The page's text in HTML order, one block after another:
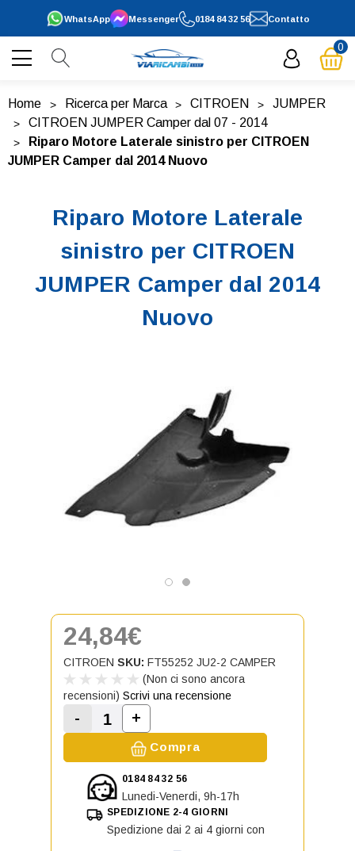
0184 84 32 56
WhatsApp Contatto
Messenger
0
Home Ricerca per Marca CITROEN
JUMPER
CITROEN JUMPER Camper dal 07 - 2014
Riparo Motore Laterale sinistro per CITROEN
JUMPER Camper dal 2014 Nuovo
Riparo Motore Laterale
sinistro per CITROEN
JUMPER Camper dal 2014
Nuovo
24,84€
CITROEN SKU: FT55252 JU2-2 CAMPER
(Non ci sono ancora
recensioni) Scrivi una recensione
Diminuisci la quantità di Riparo Motore
-
Aumenta la quantità di Riparo
+
Compra
0184 84 32 56
Lunedi-Venerdi, 9h-17h
SPEDIZIONE 2-4 GIORNI
Spedizione dai 2 ai 4 giorni con